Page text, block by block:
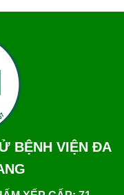
BỆNH VIỆN ĐA